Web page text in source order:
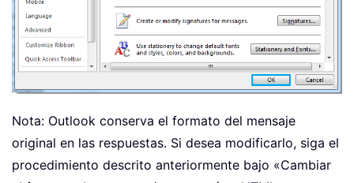
Nota: Outlook conserva el formato del mensaje
original en las respuestas. Si desea modificarlo, siga el
procedimiento descrito anteriormente bajo «Cambiar